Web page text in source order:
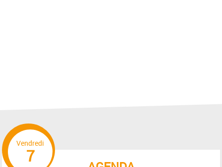
Vendredi
7